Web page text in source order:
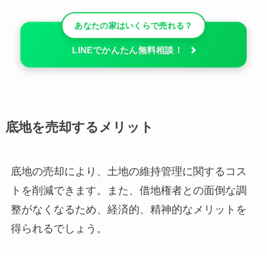
あなたの家はいくらで売れる？
LINEでかんたん無料相談！
底地を売却するメリット
底地の売却により、土地の維持管理に関するコス
トを削減できます。また、借地権者との面倒な調
整がなくなるため、経済的、精神的なメリットを
得られるでしょう。